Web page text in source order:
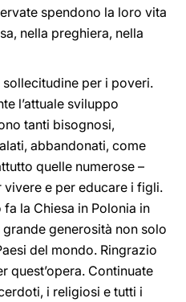
spendono la loro vita
nella preghiera, nella
per i poveri.
l’attuale sviluppo
tanti bisognosi,
abbandonati, come
quelle numerose –
e per educare i figli.
la Chiesa in Polonia in
generosità non solo
del mondo. Ringrazio
quest’opera. Continuate
i religiosi e tutti i